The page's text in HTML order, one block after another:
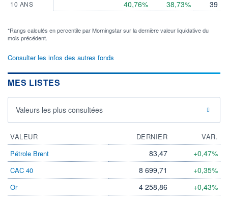
10 ANS
40,76%
38,73%
39
*Rangs calculés en percentile par Morningstar sur la dernière valeur liquidative du
mois précédent.
Consulter les infos des autres fonds
MES LISTES
Valeurs les plus consultées
VALEUR DERNIER
VAR.
Pétrole Brent
83,47 +0,47%
CAC 40 8 699,71 +0,35%
Or 4 258,86 +0,43%